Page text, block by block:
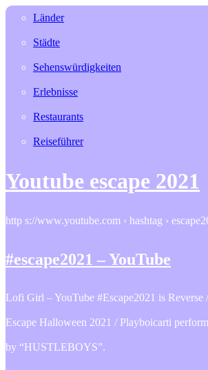
Länder
Städte
Sehenswürdigkeiten
Erlebnisse
Restaurants
Reiseführer
Youtube escape 2021
http s://www.youtube.com › hashtag ›
#escape2021 – YouTube
Lofi Girl – YouTube #Escape2021 is
Escape Halloween 2021 / Playboicarti
by “HUSTLEBOYS”.